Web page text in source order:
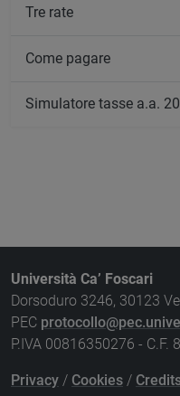
Tre rate
Come pagare
Simulatore tasse a.a.
Università Ca’ Foscari
Dorsoduro 3246, 30123
PEC
P.IVA 00816350276 - C.F.
Privacy / Cookies /